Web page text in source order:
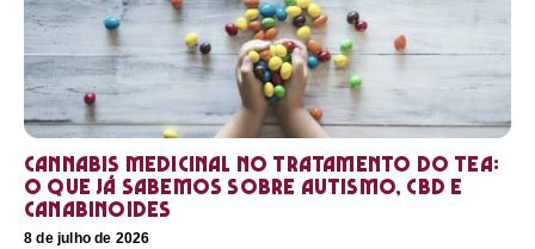
Cannabis medicinal no tratamento do TEA:
o que já sabemos sobre autismo, CBD e
canabinoides
8 de julho de 2026